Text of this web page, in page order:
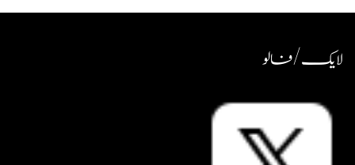
لایک / فالو